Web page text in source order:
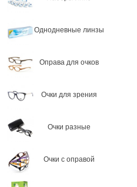
Однодневные линзы
Оправа для очков
Очки для зрения
Очки разные
Очки с оправой